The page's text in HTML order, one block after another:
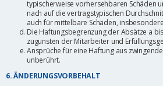
typischerweise vorhersehbaren Schäden
nach auf die vertragstypischen
auch für mittelbare Schäden,
Die Haftungsbegrenzung der Absätze a
zugunsten der Mitarbeiter und
Ansprüche für eine Haftung aus
unberührt.
6. ÄNDERUNGSVORBEHALT